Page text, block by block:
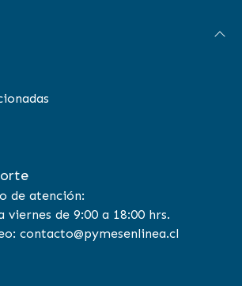
de atención:
viernes de 9:00 a 18:00 hrs.
contacto@pymesenlinea.cl